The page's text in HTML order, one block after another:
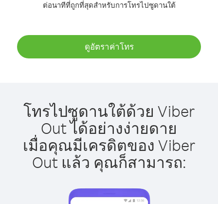
ต่อนาทีที่ถูกที่สุดสำหรับการโทรไปซูดานใต้
ดูอัตราค่าโทร
โทรไปซูดานใต้ด้วย Viber
Out ได้อย่างง่ายดาย
เมื่อคุณมีเครดิตของ Viber
Out แล้ว คุณก็สามารถ: